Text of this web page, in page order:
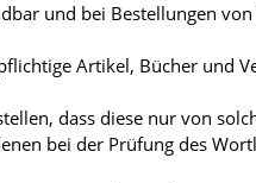
und bei Bestellungen von
Artikel, Bücher und
dass diese nur von
bei der Prüfung des